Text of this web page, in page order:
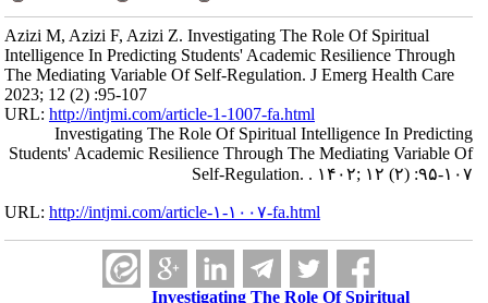
Azizi M, Azizi F, Azizi Z. Investigating The Role Of Spiritual
Intelligence In Predicting Students' Academic Resilience Through
The Mediating Variable Of Self-Regulation. J Emerg Health Care
2023; 12 (2) :95-107
URL:http://intjmi.com/article-1-1007-fa.html
Investigating The Role Of Spiritual Intelligence In Predicting
Students' Academic Resilience Through The Mediating Variable Of
Self-Regulation. . ۱۴۰۲; ۱۲ (۲) :۹۵-۱۰۷
URL:http://intjmi.com/article-۱-۱۰۰۷-fa.html
Investigating The Role Of Spiritual